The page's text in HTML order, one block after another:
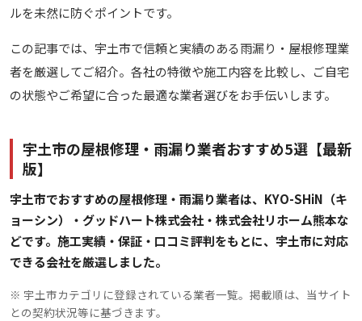
ルを未然に防ぐポイントです。
この記事では、宇土市で信頼と実績のある雨漏り・屋根修理業
者を厳選してご紹介。各社の特徴や施工内容を比較し、ご自宅
の状態やご希望に合った最適な業者選びをお手伝いします。
宇土市の屋根修理・雨漏り業者おすすめ5選【最新
版】
宇土市でおすすめの屋根修理・雨漏り業者は、KYO-SHiN（キ
ョーシン）・グッドハート株式会社・株式会社リホーム熊本な
どです。施工実績・保証・口コミ評判をもとに、宇土市に対応
できる会社を厳選しました。
※ 宇土市カテゴリに登録されている業者一覧。掲載順は、当サイト
との契約状況等に基づきます。